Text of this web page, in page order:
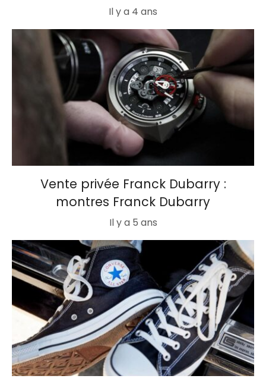
Il y a 4 ans
Vente privée Franck Dubarry :
montres Franck Dubarry
Il y a 5 ans